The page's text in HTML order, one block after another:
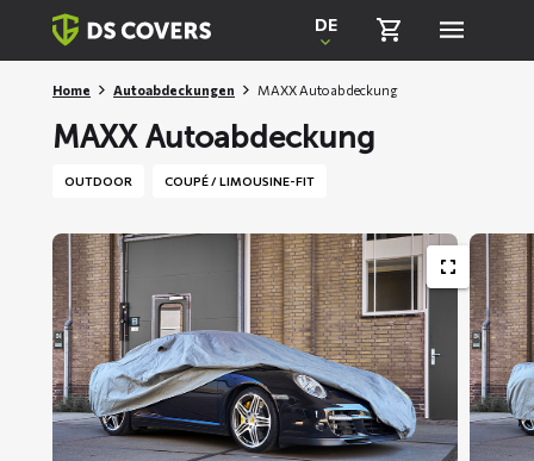
Skiplinks
DE
Home Autoabdeckungen MAXX Autoabdeckung
MAXX Autoabdeckung
OUTDOOR COUPÉ / LIMOUSINE-FIT